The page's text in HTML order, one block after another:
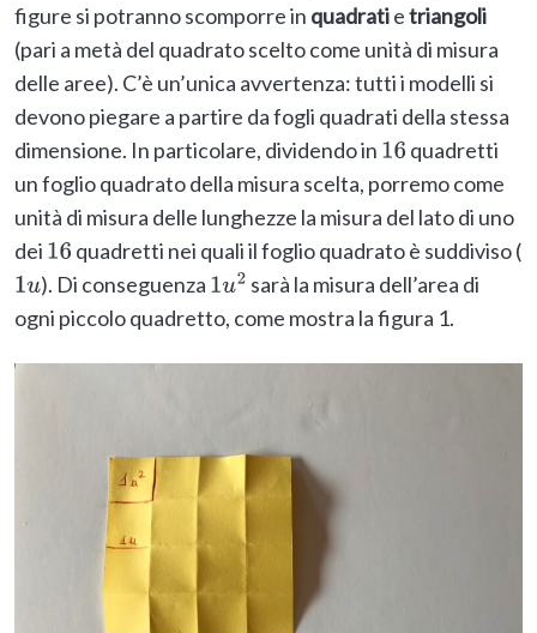
figure si potranno scomporre in quadratietriangoli
(pari a metà del quadrato scelto come unità di misura
delle aree). C’è un’unica avvertenza: tutti i modelli si
devono piegare a partire da fogli quadrati della stessa
dimensione. In particolare, dividendo in 16 quadretti
un foglio quadrato della misura scelta, porremo come
unità di misura delle lunghezze la misura del lato di uno
dei 16 quadretti nei quali il foglio quadrato è suddiviso (
1u). Di conseguenza 1u2 sarà la misura dell’area di
ogni piccolo quadretto, come mostra la figura 1.